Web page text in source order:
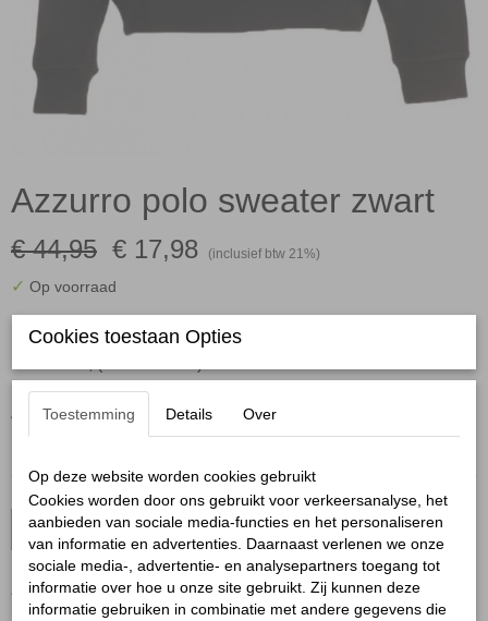
Azzurro polo sweater zwart
€ 44,95 € 17,98 (inclusief btw 21%)
✓ Op voorraad
Aantal
In winkelwagen
Azzurro polo sweater zwart
Cookies toestaan Opties
Toestemming Details Over
Op deze website worden cookies gebruikt
Cookies worden door ons gebruikt voor verkeersanalyse, het
aanbieden van sociale media-functies en het personaliseren
van informatie en advertenties. Daarnaast verlenen we onze
sociale media-, advertentie- en analysepartners toegang tot
informatie over hoe u onze site gebruikt. Zij kunnen deze
informatie gebruiken in combinatie met andere gegevens die